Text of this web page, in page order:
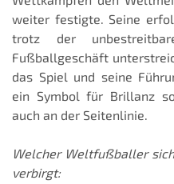
weiter festigte. Seine
trotz der
Fußballgeschäft
das Spiel und seine
ein Symbol für Brillanz
auch an der Seitenlinie.
Welcher Weltfußballer
verbirgt: